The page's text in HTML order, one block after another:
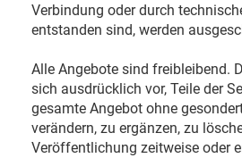
Verbindung oder durch
entstanden sind, werden
Alle Angebote sind freibleibend.
sich ausdrücklich vor, Teile der
gesamte Angebot ohne
verändern, zu ergänzen, zu
Veröffentlichung zeitweise oder